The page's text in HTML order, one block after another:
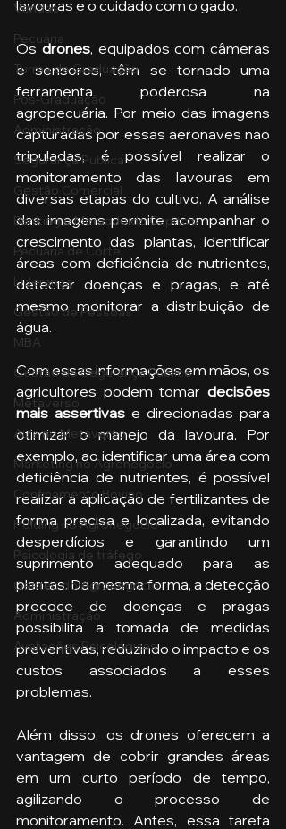
Vendas
Pecuária
Turma de Graduação
Pós-Graduação
Administração
Segurança Publica
Gestão Comercial
Banking e Mercado de Capitais
Pecuária de Corte
Liderança
Gestão de Pessoas
MBA
Gestão de Segurança Publica
Metaverso
Aula no Metaverso
Marketing no Agronegócio
Confinamento Bovino
Holding no Agronegócio
Psicologia de tráfego
Gestão do Agronegócio
Administração
Avaliações Psicológicas
lavouras e o cuidado com o gado.
Os drones, equipados com câmeras
e sensores, têm se tornado uma
ferramenta poderosa na
agropecuária. Por meio das imagens
capturadas por essas aeronaves não
tripuladas, é possível realizar o
monitoramento das lavouras em
diversas etapas do cultivo. A análise
das imagens permite acompanhar o
crescimento das plantas, identificar
áreas com deficiência de nutrientes,
detectar doenças e pragas, e até
mesmo monitorar a distribuição de
água.
Com essas informações em mãos, os
agricultores podem tomar decisões
mais assertivas e direcionadas para
otimizar o manejo da lavoura. Por
exemplo, ao identificar uma área com
deficiência de nutrientes, é possível
realizar a aplicação de fertilizantes de
forma precisa e localizada, evitando
desperdícios e garantindo um
suprimento adequado para as
plantas. Da mesma forma, a detecção
precoce de doenças e pragas
possibilita a tomada de medidas
preventivas, reduzindo o impacto e os
custos associados a esses
problemas.
Além disso, os drones oferecem a
vantagem de cobrir grandes áreas
em um curto período de tempo,
agilizando o processo de
monitoramento. Antes, essa tarefa